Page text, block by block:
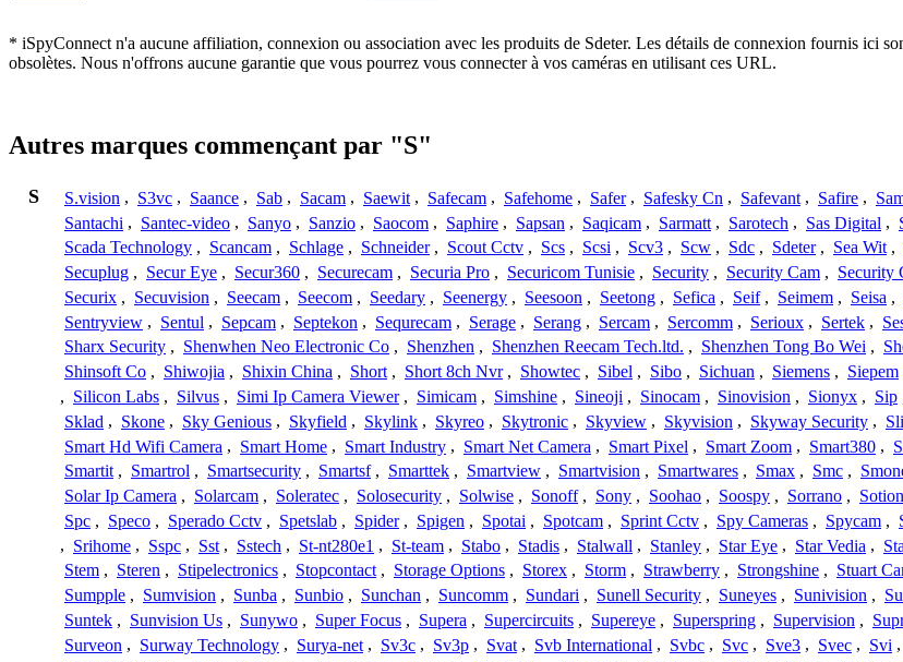
* iSpyConnect n'a aucune affiliation, connexion ou association avec les produits de Sdeter. Les détails de connexion fournis ici
obsolètes. Nous n'offrons aucune garantie que vous pourrez vous connecter à vos caméras en utilisant ces URL.
Autres marques commençant par "S"
S S.vision , S3vc , Saance , Sab , Sacam , Saewit , Safecam , Safehome , Safer , Safesky Cn , Safevant , Safire ,
Santachi , Santec-video , Sanyo , Sanzio , Saocom , Saphire , Sapsan , Saqicam , Sarmatt , Sarotech , Sas Digital ,
Scada Technology , Scancam , Schlage , Schneider , Scout Cctv , Scs , Scsi , Scv3 , Scw , Sdc , Sdeter , Sea Wit ,
Secuplug , Secur Eye , Secur360 , Securecam , Securia Pro , Securicom Tunisie , Security , Security Cam , Security
Securix , Secuvision , Seecam , Seecom , Seedary , Seenergy , Seesoon , Seetong , Sefica , Seif , Seimem , Seisa ,
Sentryview , Sentul , Sepcam , Septekon , Sequrecam , Serage , Serang , Sercam , Sercomm , Serioux , Sertek ,
Sharx Security , Shenwhen Neo Electronic Co , Shenzhen , Shenzhen Reecam Tech.ltd. , Shenzhen Tong Bo Wei ,
Shinsoft Co , Shiwojia , Shixin China , Short , Short 8ch Nvr , Showtec , Sibel , Sibo , Sichuan , Siemens , Siepem
, Silicon Labs , Silvus , Simi Ip Camera Viewer , Simicam , Simshine , Sineoji , Sinocam , Sinovision , Sionyx , Sip
Sklad , Skone , Sky Genious , Skyfield , Skylink , Skyreo , Skytronic , Skyview , Skyvision , Skyway Security ,
Smart Hd Wifi Camera , Smart Home , Smart Industry , Smart Net Camera , Smart Pixel , Smart Zoom , Smart380 ,
Smartit , Smartrol , Smartsecurity , Smartsf , Smarttek , Smartview , Smartvision , Smartwares , Smax , Smc ,
Solar Ip Camera , Solarcam , Soleratec , Solosecurity , Solwise , Sonoff , Sony , Soohao , Soospy , Sorrano , Sotion
Spc , Speco , Sperado Cctv , Spetslab , Spider , Spigen , Spotai , Spotcam , Sprint Cctv , Spy Cameras , Spycam ,
, Srihome , Sspc , Sst , Sstech , St-nt280e1 , St-team , Stabo , Stadis , Stalwall , Stanley , Star Eye , Star Vedia ,
Stem , Steren , Stipelectronics , Stopcontact , Storage Options , Storex , Storm , Strawberry , Strongshine , Stuart
Sumpple , Sumvision , Sunba , Sunbio , Sunchan , Suncomm , Sundari , Sunell Security , Suneyes , Sunivision ,
Suntek , Sunvision Us , Sunywo , Super Focus , Supera , Supercircuits , Supereye , Superspring , Supervision ,
Surveon , Surway Technology , Surya-net , Sv3c , Sv3p , Svat , Svb International , Svbc , Svc , Sve3 , Svec , Svi ,